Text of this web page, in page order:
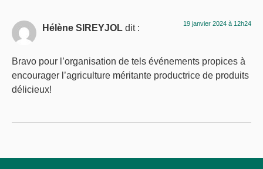
Hélène SIREYJOL dit : 19 janvier 2024 à 12h24
Bravo pour l’organisation de tels événements propices à
encourager l’agriculture méritante productrice de produits
délicieux!